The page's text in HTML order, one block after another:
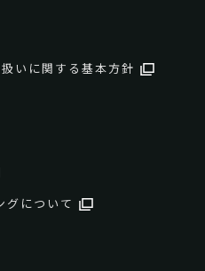
いに関する基本方針
について